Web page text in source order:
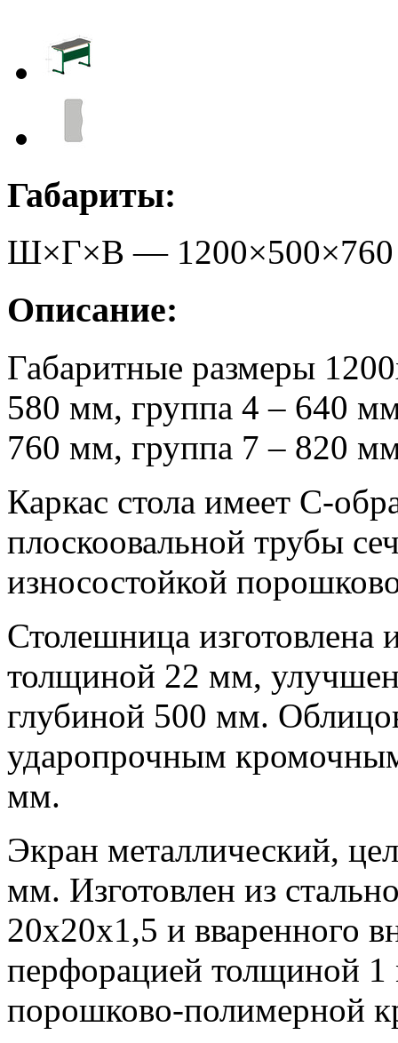
Габариты:
Ш×Г×В — 1200×500×760
Описание:
Габаритные размеры
580 мм, группа 4 – 640
760 мм, группа 7 – 820
Каркас стола имеет С-
плоскоовальной трубы
износостойкой
Столешница
толщиной 22 мм,
глубиной 500 мм.
ударопрочным
мм.
Экран металлический,
мм. Изготовлен из
20х20х1,5 и вваренного
перфорацией толщиной
порошково-полимерной